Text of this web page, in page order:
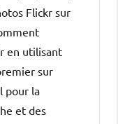
Flickr sur
en utilisant
sur
pour la
et des